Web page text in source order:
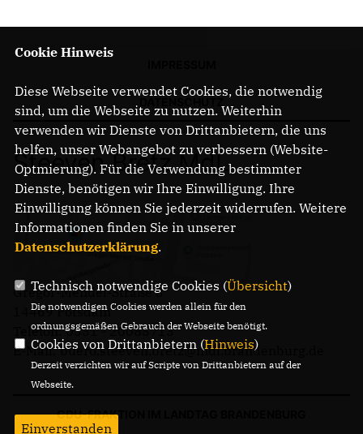
Steeven Bretz MdL
Gregor-Mendel-Straße 3
14469 Potsdam
Telefon: 0331 - 20085713
E-Mail: buero.steeven.bretz@mdl.brandenburg.de
CDU-FRAKTION IM LANDTAG BRANDENBURG
Cookie Hinweis
Diese Webseite verwendet Cookies, die notwendig
sind, um die Webseite zu nutzen. Weiterhin
verwenden wir Dienste von Drittanbietern, die uns
helfen, unser Webangebot zu verbessern (Website-
Optmierung). Für die Verwendung bestimmter
Dienste, benötigen wir Ihre Einwilligung. Ihre
Einwilligung können Sie jederzeit widerrufen. Weitere
Informationen finden Sie in unserer
Datenschutzerklärung.
Technisch notwendige Cookies (Übersicht)
Die notwendigen Cookies werden allein für den
ordnungsgemäßen Gebrauch der Webseite benötigt.
Cookies von Drittanbietern (Hinweis)
Derzeit verzichten wir auf Scripte von Drittanbietern auf der
Webseite.
Einverstanden